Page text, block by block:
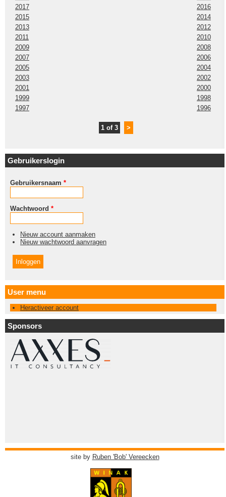
2017
2016
2015
2014
2013
2012
2011
2010
2009
2008
2007
2006
2005
2004
2003
2002
2001
2000
1999
1998
1997
1996
1 of 3 >
Gebruikerslogin
Gebruikersnaam *
Wachtwoord *
Nieuw account aanmaken
Nieuw wachtwoord aanvragen
User menu
Heractiveer account
Sponsors
site by Ruben 'Bob' Vereecken